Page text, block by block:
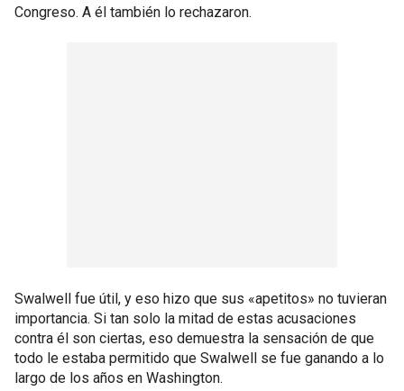
Congreso. A él también lo rechazaron.
Swalwell fue útil, y eso hizo que sus «apetitos» no tuvieran
importancia. Si tan solo la mitad de estas acusaciones
contra él son ciertas, eso demuestra la sensación de que
todo le estaba permitido que Swalwell se fue ganando a lo
largo de los años en Washington.